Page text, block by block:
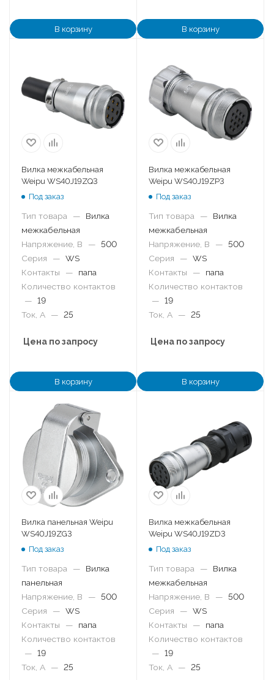
В корзину В корзину
Вилка межкабельная
Weipu WS40J19ZQ3
Под заказ
Тип товара —
Вилка
межкабельная
Напряжение, В
— 500
Серия
— WS
Контакты
—
папа
Количество контактов
— 19
Ток, А
— 25
Цена по запросу
В корзину
Вилка межкабельная
Weipu WS40J19ZP3
Под заказ
Тип товара —
Вилка
межкабельная
Напряжение, В
— 500
Серия
— WS
Контакты
—
папа
Количество контактов
— 19
Ток, А
— 25
Цена по запросу
В корзину
Вилка панельная Weipu
WS40J19ZG3
Под заказ
Тип товара —
Вилка
панельная
Напряжение, В
— 500
Серия
— WS
Контакты
—
папа
Количество контактов
— 19
Ток, А
— 25
Вилка межкабельная
Weipu WS40J19ZD3
Под заказ
Тип товара —
Вилка
межкабельная
Напряжение, В
— 500
Серия
— WS
Контакты
—
папа
Количество контактов
— 19
Ток, А
— 25